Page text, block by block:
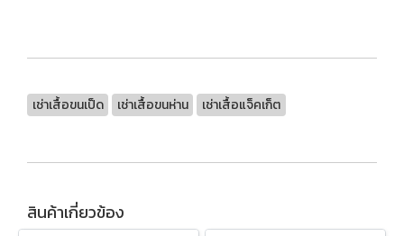
เช่าเสื้อขนเป็ด เช่าเสื้อขนห่าน เช่าเสื้อแจ็คเก็ต
สินค้าเกี่ยวข้อง